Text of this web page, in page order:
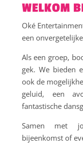
WELKOM
Oké
een
Als een groep,
gek. We bieden
ook de
geluid, een
fantastische
Samen met
bijeenkomst of